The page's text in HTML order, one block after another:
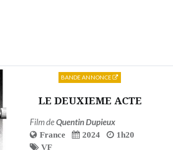
LE DEUXIEME ACTE
Film deQuentin Dupieux
France 2024
1h20
VF
BANDE ANNONCE